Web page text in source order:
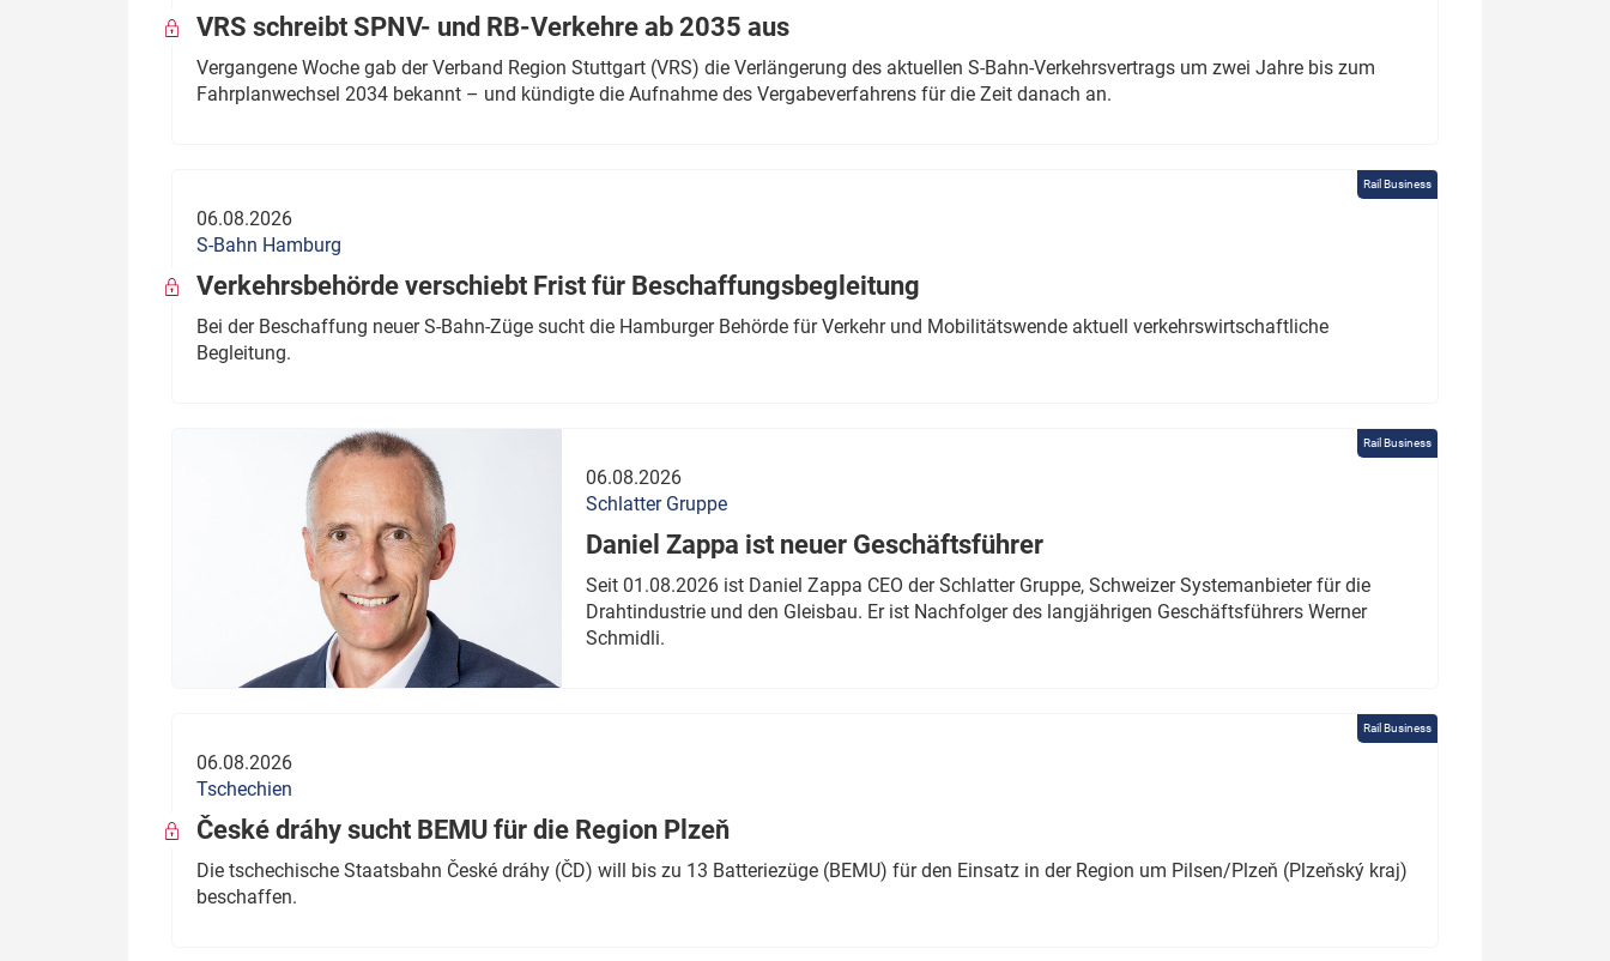
VRS schreibt SPNV- und RB-Verkehre ab 2035 aus
Vergangene Woche gab der Verband Region Stuttgart (VRS) die Verlängerung des aktuellen S-Bahn-Verkehrsvertrags um zwei Jahre bis zum
Fahrplanwechsel 2034 bekannt – und kündigte die Aufnahme des Vergabeverfahrens für die Zeit danach an.
Rail Business
06.08.2026
S-Bahn Hamburg
Verkehrsbehörde verschiebt Frist für Beschaffungsbegleitung
Bei der Beschaffung neuer S-Bahn-Züge sucht die Hamburger Behörde für Verkehr und Mobilitätswende aktuell verkehrswirtschaftliche
Begleitung.
Rail Business
06.08.2026
Schlatter Gruppe
Daniel Zappa ist neuer Geschäftsführer
Seit 01.08.2026 ist Daniel Zappa CEO der Schlatter Gruppe, Schweizer Systemanbieter für die
Drahtindustrie und den Gleisbau. Er ist Nachfolger des langjährigen Geschäftsführers Werner
Schmidli.
Rail Business
06.08.2026
Tschechien
České dráhy sucht BEMU für die Region Plzeň
Die tschechische Staatsbahn České dráhy (ČD) will bis zu 13 Batteriezüge (BEMU) für den Einsatz in der Region um Pilsen/Plzeň (Plzeňský kraj)
beschaffen.